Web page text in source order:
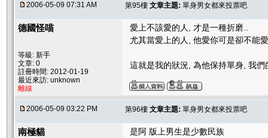
2006-05-09 07:31 AM 第95樓 文章主題: 單身男女都來投票吧
德國怪喵
等級: 新手
文章: 0
註冊時間: 2012-01-19
最近來訪: unknown
離線
愛上不該愛的人, 才是一種折磨..
尤其當愛上的人, 他愛你可是卻不能
這就是我的狀況, 為他保持單身, 我
2006-05-09 03:22 PM 第96樓 文章主題: 單身男女都來投票吧
南極貓 是阿 版上男生是少數民族